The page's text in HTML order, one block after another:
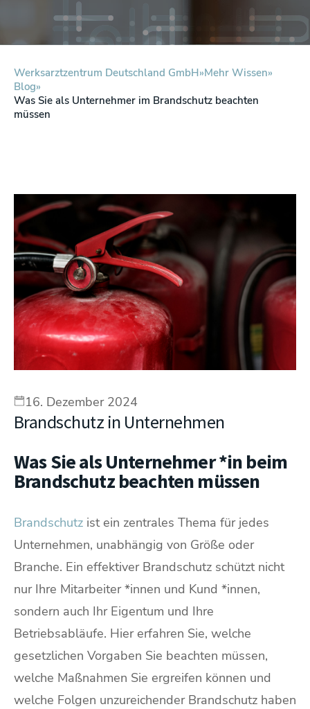
Werksarztzentrum Deutschland GmbH Mehr Wissen
Blog
Was Sie als Unternehmer im Brandschutz beachten
müssen
16. Dezember 2024
Brandschutz in Unternehmen
Was Sie als Unternehmer *in beim
Brandschutz beachten müssen
Brandschutz ist ein zentrales Thema für jedes
Unternehmen, unabhängig von Größe oder
Branche. Ein effektiver Brandschutz schützt nicht
nur Ihre Mitarbeiter *innen und Kund *innen,
sondern auch Ihr Eigentum und Ihre
Betriebsabläufe. Hier erfahren Sie, welche
gesetzlichen Vorgaben Sie beachten müssen,
welche Maßnahmen Sie ergreifen können und
welche Folgen unzureichender Brandschutz haben